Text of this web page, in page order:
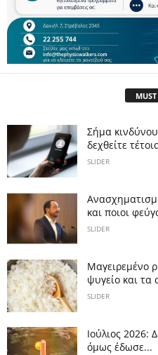
Σήμα
δεχθείτε
SLIDER
και ποιοι
SLIDER
Μαγειρεμένο
ψυγείο και
SLIDER
Ιούλιος 2026:
όμως έδωσε...